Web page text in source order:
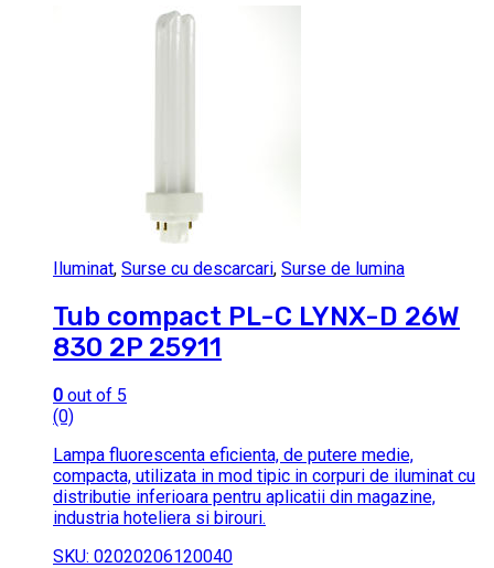
Iluminat, Surse cu descarcari, Surse de lumina
Tub compact PL-C LYNX-D 26W
830 2P 25911
0 out of 5
(0)
Lampa fluorescenta eficienta, de putere medie,
compacta, utilizata in mod tipic in corpuri de iluminat cu
distributie inferioara pentru aplicatii din magazine,
industria hoteliera si birouri.
SKU: 02020206120040